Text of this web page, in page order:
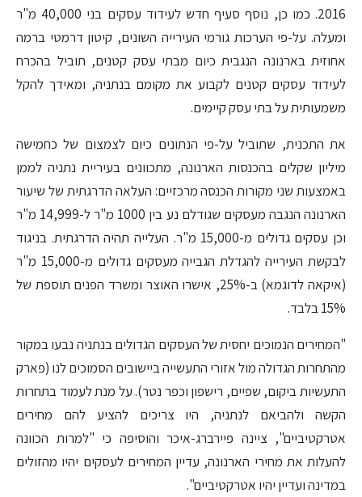
2016. כמו כן, נוסף סעיף חדש לעידוד עסקים בני 40,000 מ"ר
ומעלה. על-פי הערכות גורמי העירייה השונים, קיטון דרמטי ברמה
אחוזית בארנונה הנגבית כיום מבתי עסק קטנים, תוביל בהכרח
לעידוד עסקים קטנים לקבוע את מקומם בנתניה, ומאידך להקל
משמעותית על בתי עסק קיימים.
את התכנית, שתוביל על-פי הנתונים כיום לצמצום של כחמישה
מיליון שקלים בהכנסות הארנונה, מתכוונים בעיריית נתניה לממן
באמצעות שני מקורות הכנסה מרכזיים: העלאה הדרגתית של שיעור
הארנונה הנגבה מעסקים שגודלם נע בין 1000 מ"ר ל-14,999 מ"ר
וכן עסקים גדולים מ-15,000 מ"ר. העלייה תהיה הדרגתית. בניגוד
לבקשת העירייה להגדלת הגבייה מעסקים גדולים מ-15,000 מ"ר
(איקאה לדוגמא) ב-25%, אישרו האוצר ומשרד הפנים תוספת של
15% בלבד.
"המחירים הנמוכים יחסית של העסקים הגדולים בנתניה נבעו במקור
מהתחרות הגדולה מול אזורי התעשייה ביישובים הסמוכים לנו (פארק
התעשיות ביקום, שפיים, רישפון וכפר נטר). על מנת לעמוד בתחרות
הקשה ולהביאם לנתניה, היו צריכים להציע להם מחירים
אטרקטיביים", ציינה פיירברג-איכר והוסיפה כי "למרות הכוונה
להעלות את מחירי הארנונה, עדיין המחירים לעסקים יהיו מהזולים
במדינה ועדיין יהיו אטרקטיביים".